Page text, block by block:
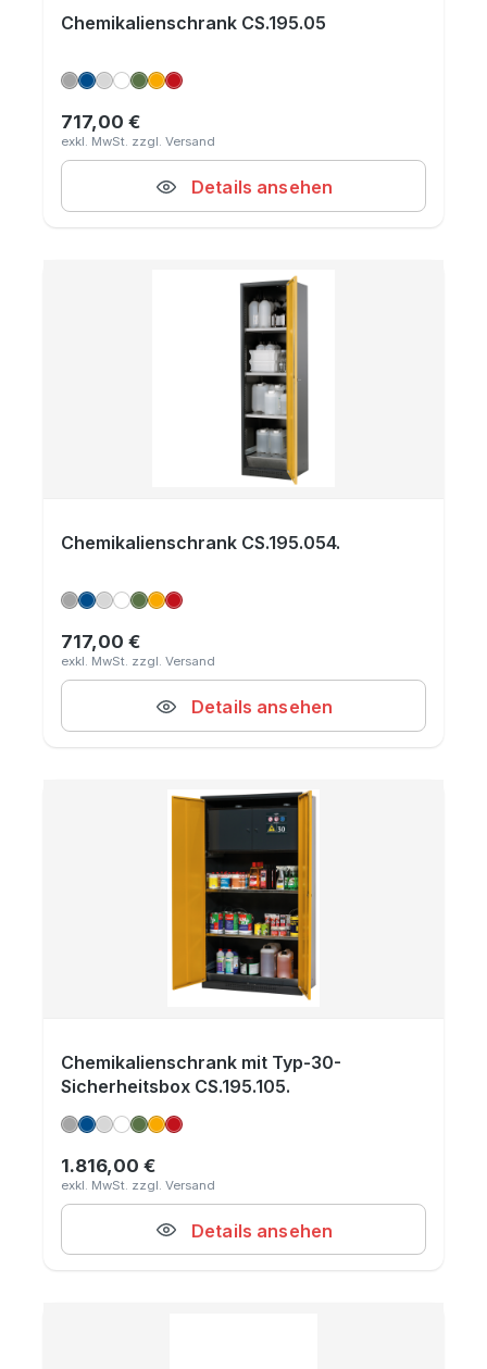
Chemikalienschrank CS.195.05
Regulärer Preis:
717,00 €
Details ansehen
Chemikalienschrank CS.195.054.
Regulärer Preis:
717,00 €
Details ansehen
Chemikalienschrank mit Typ-30-
Sicherheitsbox CS.195.105.
Regulärer Preis:
1.816,00 €
Details ansehen